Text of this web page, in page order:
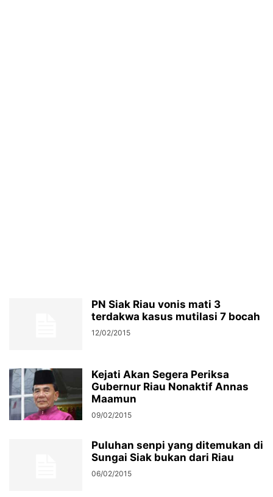
PN Siak Riau vonis mati 3
terdakwa kasus mutilasi 7 bocah
12/02/2015
Kejati Akan Segera Periksa
Gubernur Riau Nonaktif Annas
Maamun
09/02/2015
Puluhan senpi yang ditemukan di
Sungai Siak bukan dari Riau
06/02/2015